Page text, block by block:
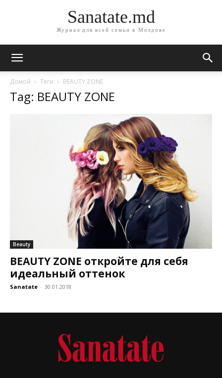
Sanatate.md
Журнал для всей семьи в Молдове
Домой Теги BEAUTY ZONE
Tag: BEAUTY ZONE
Beauty
BEAUTY ZONE откройте для себя
идеальный оттенок
Sanatate - 30.01.2018